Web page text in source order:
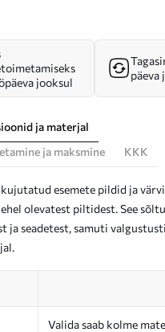
jooksul
päeva
ja materjal
ja maksmine
KKK
kujutatud esemete pildid ja
olevatest piltidest. See
ja seadetest, samuti
Valida saab kolme